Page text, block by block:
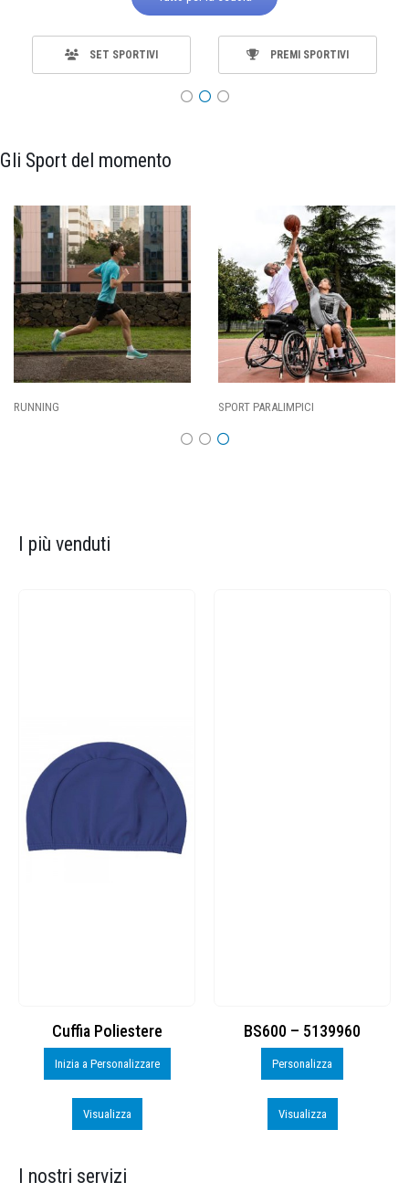
SET SPORTIVI PREMI SPORTIVI
Gli Sport del momento
SPORT PARALIMPICI CALCIO
I più venduti
Cuffia Poliestere
Inizia a Personalizzare
Visualizza
BS600 – 5139960
Personalizza
Visualizza
I nostri servizi